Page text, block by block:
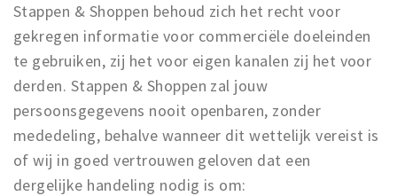
Stappen & Shoppen behoud zich het recht voor
gekregen informatie voor commerciële doeleinden
te gebruiken, zij het voor eigen kanalen zij het voor
derden. Stappen & Shoppen zal jouw
persoonsgegevens nooit openbaren, zonder
mededeling, behalve wanneer dit wettelijk vereist is
of wij in goed vertrouwen geloven dat een
dergelijke handeling nodig is om: